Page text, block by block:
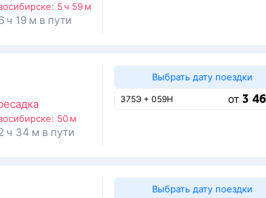
5 ч 59 м
ч 19 м в пути
50 м
ч 34 м в пути
Выбрать дату поездки
375Э + 059Н от 3
Выбрать дату поездки